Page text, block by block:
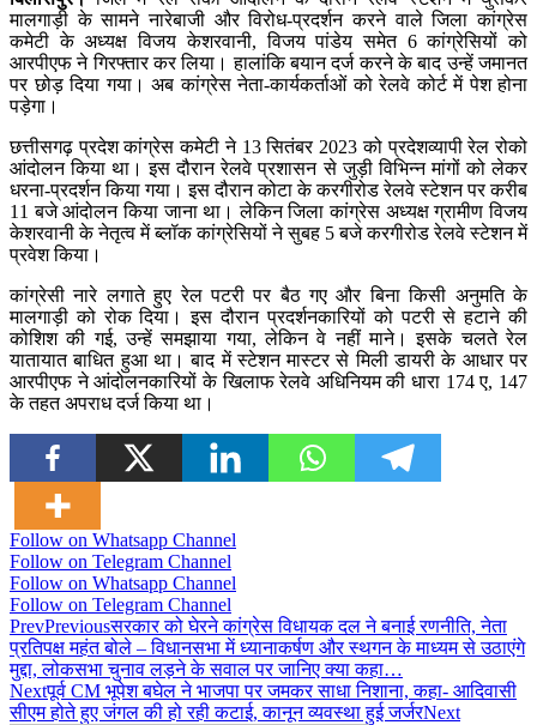
मालगाड़ी के सामने नारेबाजी और विरोध-प्रदर्शन करने वाले जिला कांग्रेस
कमेटी के अध्यक्ष विजय केशरवानी, विजय पांडेय समेत 6 कांग्रेसियों को
आरपीएफ ने गिरफ्तार कर लिया। हालांकि बयान दर्ज करने के बाद उन्हें जमानत
पर छोड़ दिया गया। अब कांग्रेस नेता-कार्यकर्ताओं को रेलवे कोर्ट में पेश होना
पड़ेगा।
छत्तीसगढ़ प्रदेश कांग्रेस कमेटी ने 13 सितंबर 2023 को प्रदेशव्यापी रेल रोको
आंदोलन किया था। इस दौरान रेलवे प्रशासन से जुड़ी विभिन्न मांगों को लेकर
धरना-प्रदर्शन किया गया। इस दौरान कोटा के करगीरोड रेलवे स्टेशन पर करीब
11 बजे आंदोलन किया जाना था। लेकिन जिला कांग्रेस अध्यक्ष ग्रामीण विजय
केशरवानी के नेतृत्व में ब्लॉक कांग्रेसियों ने सुबह 5 बजे करगीरोड रेलवे स्टेशन में
प्रवेश किया।
कांग्रेसी नारे लगाते हुए रेल पटरी पर बैठ गए और बिना किसी अनुमति के
मालगाड़ी को रोक दिया। इस दौरान प्रदर्शनकारियों को पटरी से हटाने की
कोशिश की गई, उन्हें समझाया गया, लेकिन वे नहीं माने। इसके चलते रेल
यातायात बाधित हुआ था। बाद में स्टेशन मास्टर से मिली डायरी के आधार पर
आरपीएफ ने आंदोलनकारियों के खिलाफ रेलवे अधिनियम की धारा 174 ए, 147
के तहत अपराध दर्ज किया था।
Follow on Whatsapp Channel
Follow on Telegram Channel
Follow on Whatsapp Channel
Follow on Telegram Channel
PrevPreviousसरकार को घेरने कांग्रेस विधायक दल ने बनाई रणनीति, नेता
प्रतिपक्ष महंत बोले – विधानसभा में ध्यानाकर्षण और स्थगन के माध्यम से उठाएंगे
मुद्दा, लोकसभा चुनाव लड़ने के सवाल पर जानिए क्या कहा…
Nextपूर्व CM भूपेश बघेल ने भाजपा पर जमकर साधा निशाना, कहा- आदिवासी
सीएम होते हुए जंगल की हो रही कटाई, कानून व्यवस्था हुई जर्जरNext